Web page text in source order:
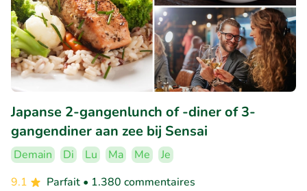
Japanse 2-gangenlunch of -diner of 3-
gangendiner aan zee bij Sensai
Demain Di Lu Ma Me
Je
9.1
Parfait • 1.380 commentaires